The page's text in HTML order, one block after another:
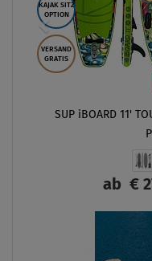
KAJAK SITZ
OPTION
VERSAND
GRATIS
SUP iBOARD 11'
ab €